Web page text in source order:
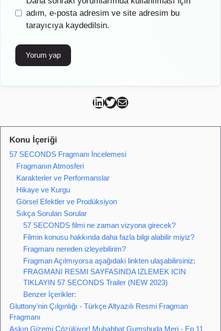
sitesiadım, e-posta adresim ve site adresim bu
tarayıcıya kaydedilsin.
Can Kütahya Linkedin
Can Kütahya Twitter
Can Kütahya Mail
Konu İçeriği
57 SECONDS Fragmanı İncelemesi
Fragmanın Atmosferi
Karakterler ve Performanslar
Hikaye ve Kurgu
Görsel Efektler ve Prodüksiyon
Sıkça Sorulan Sorular
57 SECONDS filmi ne zaman vizyona girecek?
Filmin konusu hakkında daha fazla bilgi alabilir miyiz?
Fragmanı nereden izleyebilirim?
Fragman Açılmıyorsa aşağıdaki linkten ulaşabilirsiniz;
FRAGMANI RESMI SAYFASINDA IZLEMEK ICIN
TIKLAYIN 57 SECONDS Trailer (NEW 2023)
Benzer İçerikler:
Gluttony'nin Çılgınlığı - Türkçe Altyazılı Resmi Fragman
Fragmanı
Aşkın Gizemi Çözülüyor! Muhabbat Gumshuda Meri - Ep 11